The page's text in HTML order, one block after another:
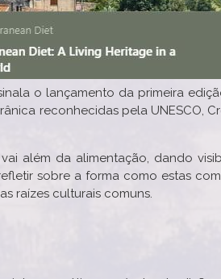
o lançamento da primeira
reconhecidas pela UNESCO,
além da alimentação, dando
sobre a forma como estas
raízes culturais comuns.